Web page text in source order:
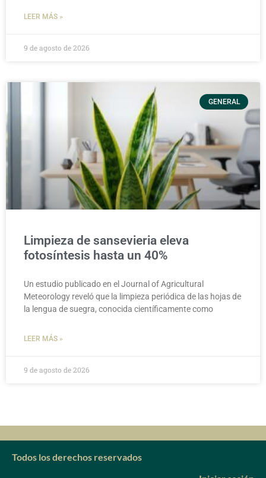
LEER MÁS »
9 de agosto de 2026
GENERAL
Limpieza de sansevieria eleva
fotosíntesis hasta un 40%
Un estudio publicado en el Journal of Agricultural
Meteorology reveló que la limpieza periódica de las hojas de
la lengua de suegra, conocida científicamente como
LEER MÁS »
9 de agosto de 2026
Todos los derechos reservados